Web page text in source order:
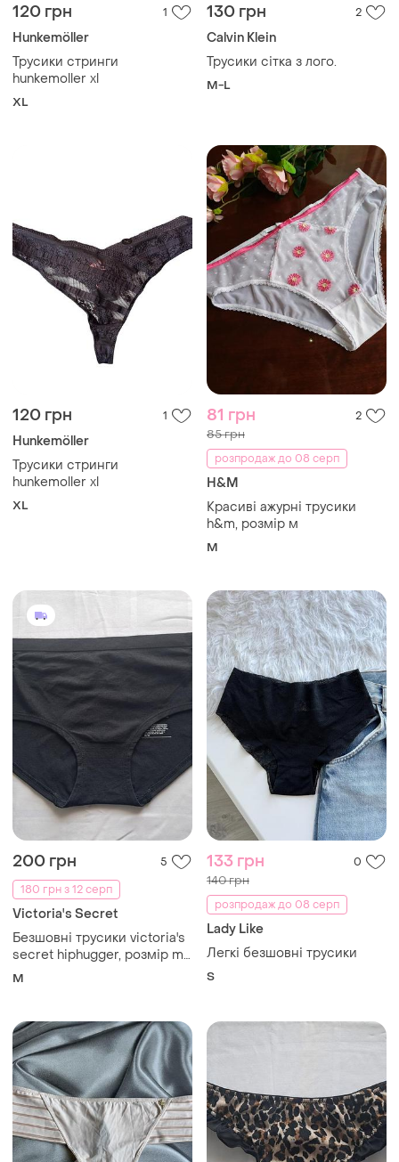
120 грн 1
Hunkemöller
Трусики стринги
hunkemoller xl
XL
130 грн 2
Calvin Klein
Трусики сітка з лого.
M-L
120 грн 1
Hunkemöller
Трусики стринги
hunkemoller xl
XL
81 грн 2
85 грн
розпродаж до 08 серп
H&M
Красиві ажурні трусики
h&m, розмір м
M
200 грн
5
180 грн з 12 серп
Victoria's Secret
Безшовні трусики victoria's
secret hiphugger, розмір m
(оригінал)
M
133 грн 0
140 грн
розпродаж до 08 серп
Lady Like
Легкі безшовні трусики
S